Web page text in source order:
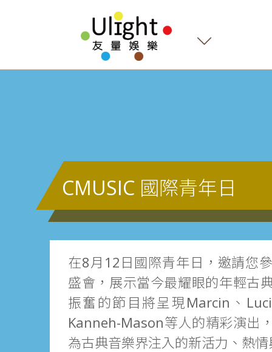
CMUSIC 國際青年日
在8月12日國際青年日，邀請您
盛會，展示當今最耀眼的年輕古
振奮的節目將呈現Marcin、
Kanneh-Mason等人的精彩演出
為古典音樂界注入的新活力、熱